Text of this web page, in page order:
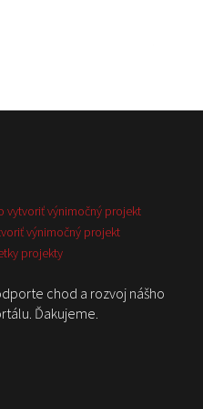
vytvoriť výnimočný projekt
výnimočný projekt
projekty
chod a rozvoj nášho
Ďakujeme.